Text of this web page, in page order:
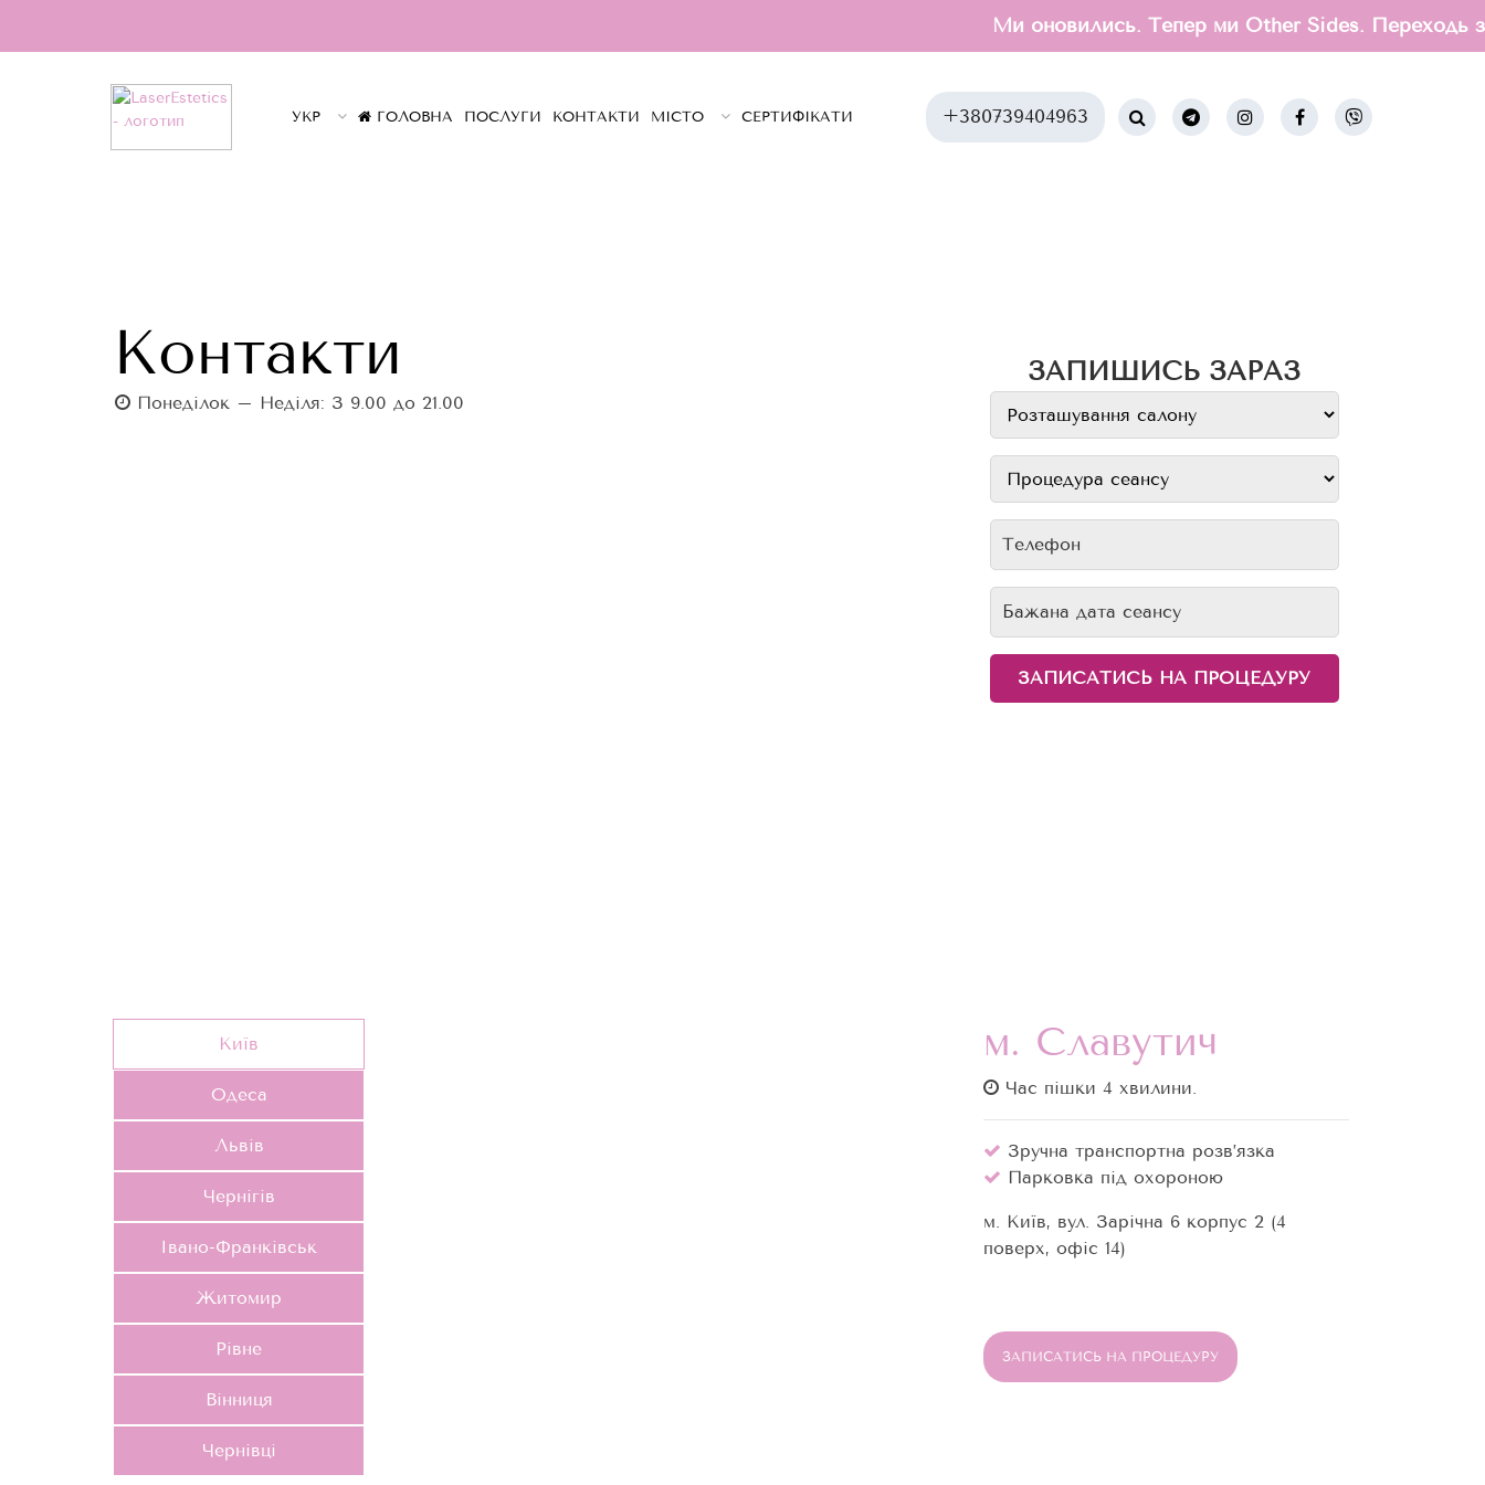
Ми оновились. Тепер ми Other Sides. Переходь за
УКР ГОЛОВНА ПОСЛУГИ КОНТАКТИ МІСТО СЕРТИФІКАТИ +380739404963
Контакти
Понеділок – Неділя: З 9.00 до 21.00
ЗАПИШИСЬ ЗАРАЗ
Київ
Одеса
Львів
Чернігів
Івано-Франківськ
Житомир
Рівне
Вінниця
Чернівці
м. Славутич
Час пішки 4 хвилини.
Зручна транспортна розв’язка
Парковка під охороною
м. Київ, вул. Зарічна 6 корпус 2 (4
поверх, офіс 14)
ЗАПИСАТИСЬ НА ПРОЦЕДУРУ